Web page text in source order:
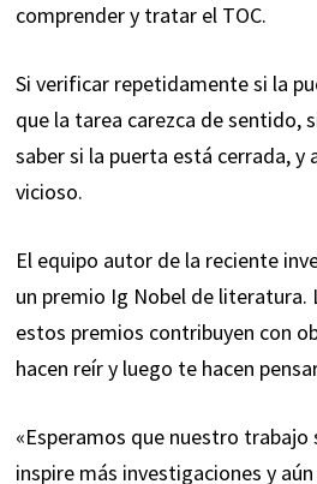
comprender y tratar el TOC.
Si verificar repetidamente si la
que la tarea carezca de sentido,
saber si la puerta está cerrada, y
vicioso.
El equipo autor de la reciente
un premio Ig Nobel de literatura.
estos premios contribuyen con
hacen reír y luego te hacen
«Esperamos que nuestro trabajo
inspire más investigaciones y